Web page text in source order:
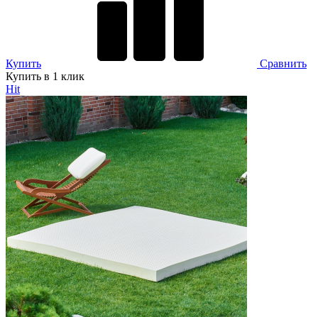
Купить
Сравнить
Купить в 1 клик
Hit